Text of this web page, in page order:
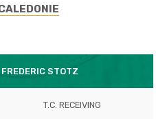
FREDERIC STOTZ
T.C. RECEIVING